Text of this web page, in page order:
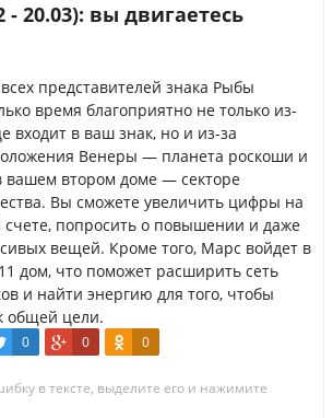
- 20.03): вы двигаетесь
представителей знака Рыбы
время благоприятно не только из-
входит в ваш знак, но и из-за
Венеры — планета роскоши и
вашем втором доме — секторе
Вы сможете увеличить цифры на
счете, попросить о повышении и даже
вещей. Кроме того, Марс войдет в
дом, что поможет расширить сеть
и найти энергию для того, чтобы
общей цели.
0 0 0
в тексте, выделите его и нажимите